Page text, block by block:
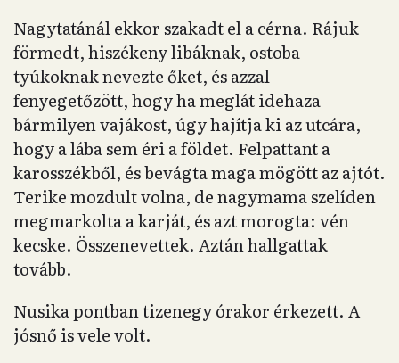
Nagytatánál ekkor szakadt el a cérna. Rájuk
förmedt, hiszékeny libáknak, ostoba
tyúkoknak nevezte őket, és azzal
fenyegetőzött, hogy ha meglát idehaza
bármilyen vajákost, úgy hajítja ki az utcára,
hogy a lába sem éri a földet. Felpattant a
karosszékből, és bevágta maga mögött az ajtót.
Terike mozdult volna, de nagymama szelíden
megmarkolta a karját, és azt morogta: vén
kecske. Összenevettek. Aztán hallgattak
tovább.
Nusika pontban tizenegy órakor érkezett. A
jósnő is vele volt.